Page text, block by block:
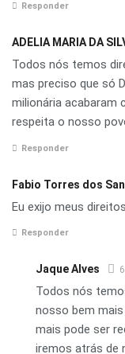
Responder
ADELIA MARIA DA
Todos nós temos
mas preciso que só
milionária acabaram
respeita o nosso
Responder
Fabio Torres dos
Eu exijo meus direitos
Responder
Jaque Alves
Todos nós
nosso bem
mais pode ser
iremos atrás de